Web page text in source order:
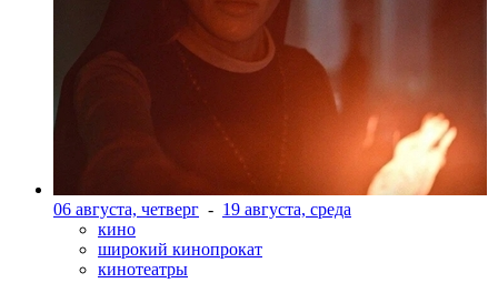
06 августа, четверг - 19 августа, среда
кино
широкий кинопрокат
кинотеатры